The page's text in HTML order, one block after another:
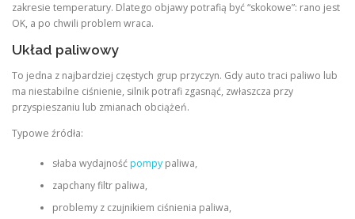
zakresie temperatury. Dlatego objawy potrafią być “skokowe”: rano jest
OK, a po chwili problem wraca.
Układ paliwowy
To jedna z najbardziej częstych grup przyczyn. Gdy auto traci paliwo lub
ma niestabilne ciśnienie, silnik potrafi zgasnąć, zwłaszcza przy
przyspieszaniu lub zmianach obciążeń.
Typowe źródła:
słaba wydajnośćpompypaliwa,
zapchany filtr paliwa,
problemy z czujnikiem ciśnienia paliwa,